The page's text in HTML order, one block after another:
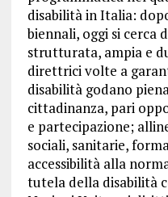
disabilità in Italia:
biennali, oggi si cerca
strutturata, ampia e
direttrici volte a
disabilità godano
cittadinanza, pari
e partecipazione;
sociali, sanitarie,
accessibilità alla
tutela della disabilità